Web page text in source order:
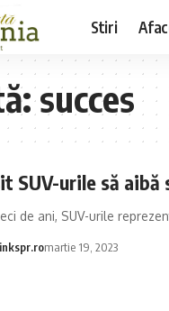
Stiri
succes
SUV-urile să aibă
de ani, SUV-urile
martie 19, 2023